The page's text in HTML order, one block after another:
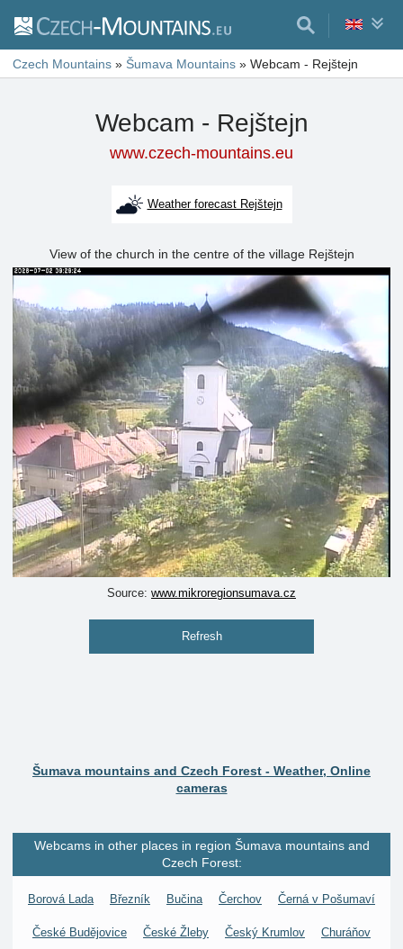
Czech Mountains » Šumava Mountains » Webcam - Rejštejn
Webcam - Rejštejn
www.czech-mountains.eu
Weather forecast Rejštejn
View of the church in the centre of the village Rejštejn
Source: www.mikroregionsumava.cz
Refresh
Šumava mountains and Czech Forest - Weather, Online
cameras
Webcams in other places in region Šumava mountains and
Czech Forest:
Borová Lada Březník Bučina Čerchov Černá v Pošumaví
České Budějovice České Žleby Český Krumlov Churáňov